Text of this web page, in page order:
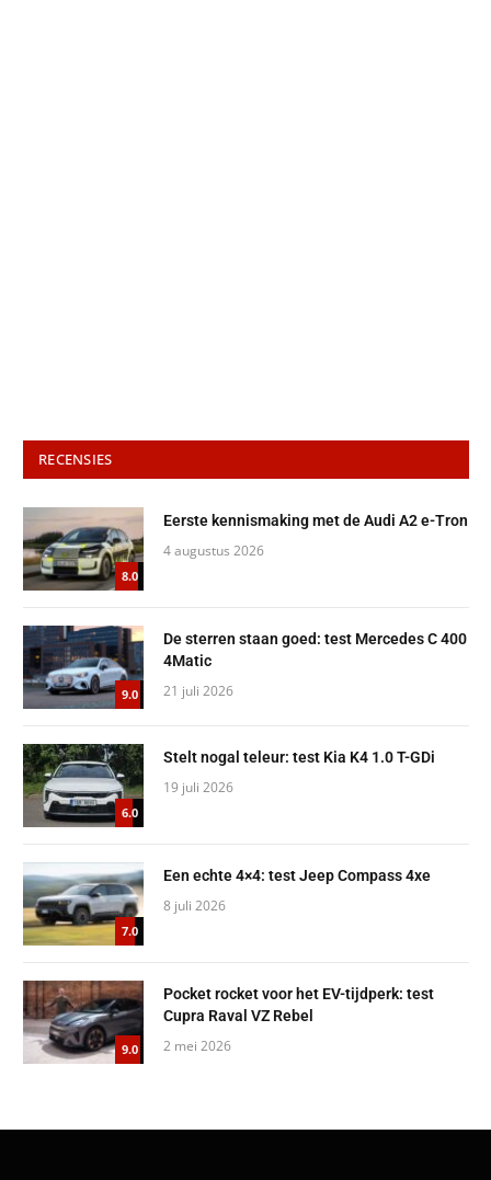
RECENSIES
8.0
Eerste kennismaking met de Audi A2 e-Tron
4 augustus 2026
9.0
De sterren staan goed: test Mercedes C 400
4Matic
21 juli 2026
6.0
Stelt nogal teleur: test Kia K4 1.0 T-GDi
19 juli 2026
7.0
Een echte 4×4: test Jeep Compass 4xe
8 juli 2026
9.0
Pocket rocket voor het EV-tijdperk: test
Cupra Raval VZ Rebel
2 mei 2026